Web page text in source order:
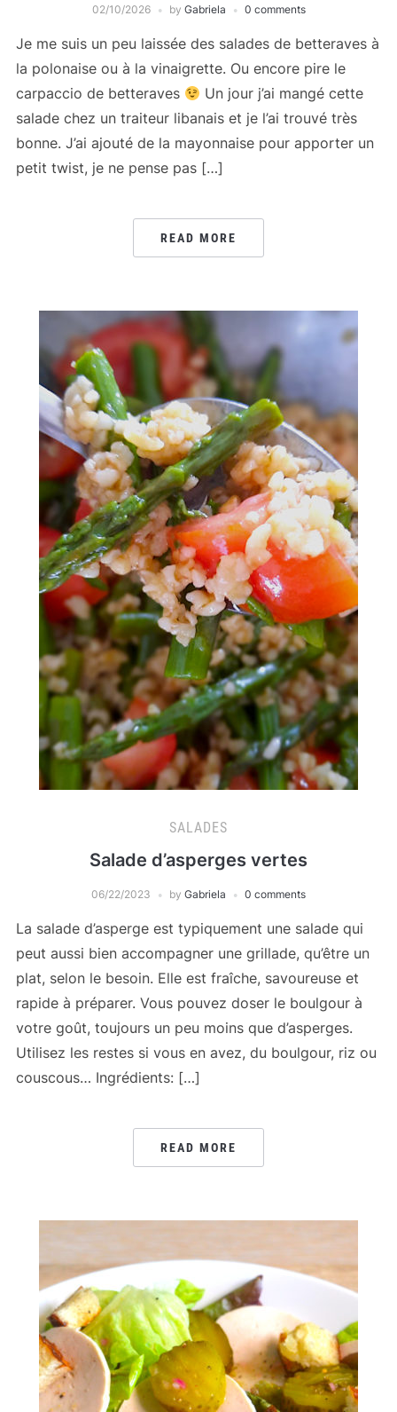
02/10/2026 by Gabriela 0 comments
Je me suis un peu laissée des salades de betteraves à
la polonaise ou à la vinaigrette. Ou encore pire le
carpaccio de betteraves
Un jour j’ai mangé cette
salade chez un traiteur libanais et je l’ai trouvé très
bonne. J’ai ajouté de la mayonnaise pour apporter un
petit twist, je ne pense pas […]
READ MORE
SALADES
Salade d’asperges vertes
06/22/2023 by Gabriela 0 comments
La salade d’asperge est typiquement une salade qui
peut aussi bien accompagner une grillade, qu’être un
plat, selon le besoin. Elle est fraîche, savoureuse et
rapide à préparer. Vous pouvez doser le boulgour à
votre goût, toujours un peu moins que d’asperges.
Utilisez les restes si vous en avez, du boulgour, riz ou
couscous… Ingrédients: […]
READ MORE